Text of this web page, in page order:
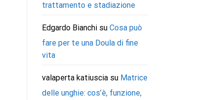
trattamento e stadiazione
Edgardo Bianchisu Cosa può
fare per te una Doula di fine
vita
valaperta katiusciasu Matrice
delle unghie: cos’è, funzione,